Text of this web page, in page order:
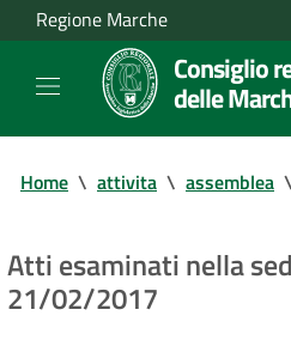
Regione Marche
Consiglio
delle
Home \ attivita \ assemblea \
Atti esaminati nella
21/02/2017